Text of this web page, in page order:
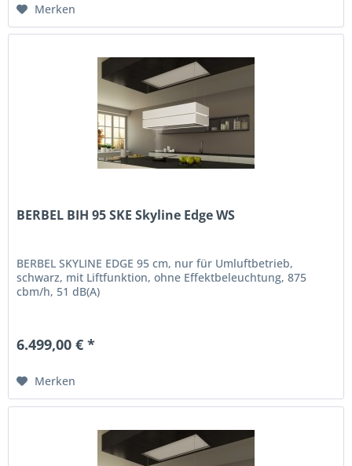
Merken
BERBEL BIH 95 SKE Skyline Edge WS
BERBEL SKYLINE EDGE 95 cm, nur für Umluftbetrieb,
schwarz, mit Liftfunktion, ohne Effektbeleuchtung, 875
cbm/h, 51 dB(A)
6.499,00 € *
Merken